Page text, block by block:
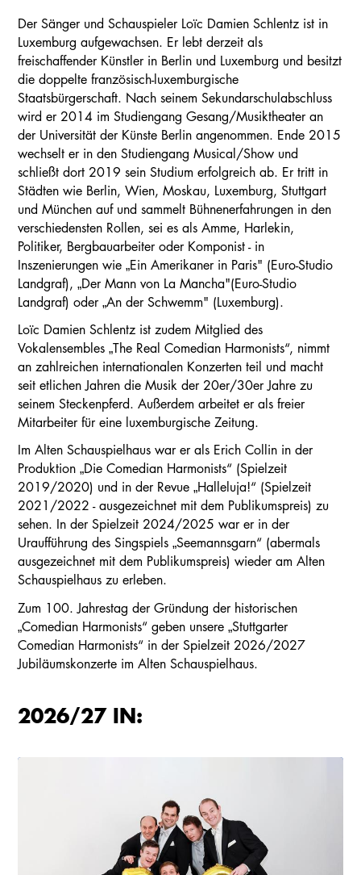
Der Sänger und Schauspieler Loïc Damien Schlentz ist in
Luxemburg aufgewachsen. Er lebt derzeit als
freischaffender Künstler in Berlin und Luxemburg und besitzt
die doppelte französisch-luxemburgische
Staatsbürgerschaft. Nach seinem Sekundarschulabschluss
wird er 2014 im Studiengang Gesang/Musiktheater an
der Universität der Künste Berlin angenommen. Ende 2015
wechselt er in den Studiengang Musical/Show und
schließt dort 2019 sein Studium erfolgreich ab. Er tritt in
Städten wie Berlin, Wien, Moskau, Luxemburg, Stuttgart
und München auf und sammelt Bühnenerfahrungen in den
verschiedensten Rollen, sei es als Amme, Harlekin,
Politiker, Bergbauarbeiter oder Komponist - in
Inszenierungen wie „Ein Amerikaner in Paris" (Euro-Studio
Landgraf), „Der Mann von La Mancha"(Euro-Studio
Landgraf) oder „An der Schwemm" (Luxemburg).
Loïc Damien Schlentz ist zudem Mitglied des
Vokalensembles „The Real Comedian Harmonists“, nimmt
an zahlreichen internationalen Konzerten teil und macht
seit etlichen Jahren die Musik der 20er/30er Jahre zu
seinem Steckenpferd. Außerdem arbeitet er als freier
Mitarbeiter für eine luxemburgische Zeitung.
Im Alten Schauspielhaus war er als Erich Collin in der
Produktion „Die Comedian Harmonists“ (Spielzeit
2019/2020) und in der Revue „Halleluja!“ (Spielzeit
2021/2022 - ausgezeichnet mit dem Publikumspreis) zu
sehen. In der Spielzeit 2024/2025 war er in der
Uraufführung des Singspiels „Seemannsgarn“ (abermals
ausgezeichnet mit dem Publikumspreis) wieder am Alten
Schauspielhaus zu erleben.
Zum 100. Jahrestag der Gründung der historischen
„Comedian Harmonists“ geben unsere „Stuttgarter
Comedian Harmonists“ in der Spielzeit 2026/2027
Jubiläumskonzerte im Alten Schauspielhaus.
2026/27 IN: